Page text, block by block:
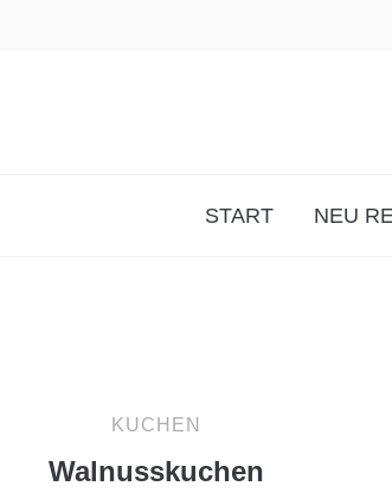
START NEU
KUCHEN
Walnusskuchen